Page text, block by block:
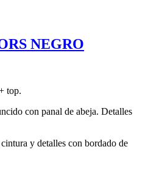
NEGRO
top.
con panal de abeja. Detalles
y detalles con bordado de